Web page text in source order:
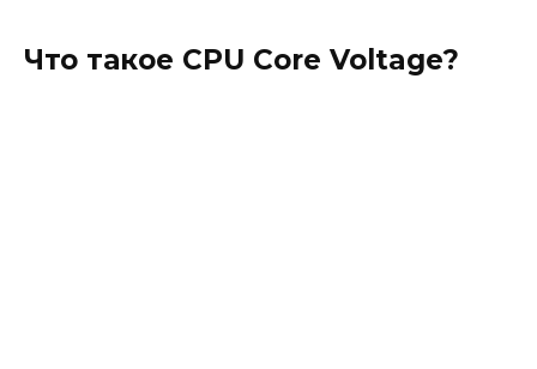
Что такое CPU Core Voltage?